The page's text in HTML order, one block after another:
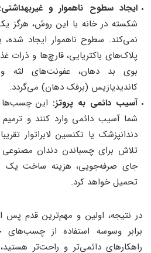
ایجاد سطوح ناهموار و غیربهداشتی:
شکسته در خانه با این روش، هرگز
نمی‌کند. سطوح ناهموار ایجاد
پلاک‌های باکتریایی، قارچ‌ها و ذرات
بوی بد دهان، عفونت‌های لثه و
کاندیدیازیس (برفک دهان) می‌گردد.
آسیب دائمی به پروتز: این چسب‌ها
شما آسیب دائمی وارد کنند و
دندانپزشک یا تکنسین لابراتوار
تلاش برای چسباندن دندان
جای صرفه‌جویی، هزینه ساخت یک
تحمیل خواهد کرد.
در نتیجه، اولین و مهم‌ترین قدم پس
برابر وسوسه استفاده از
راهکارهای دائمی‌تر و راحت‌تر